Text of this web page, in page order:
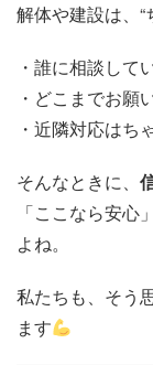
解体や建設は、“
・誰に相談して
・どこまでお願
・近隣対応はち
そんなときに、
「ここなら安
よね。
私たちも、そう
ます